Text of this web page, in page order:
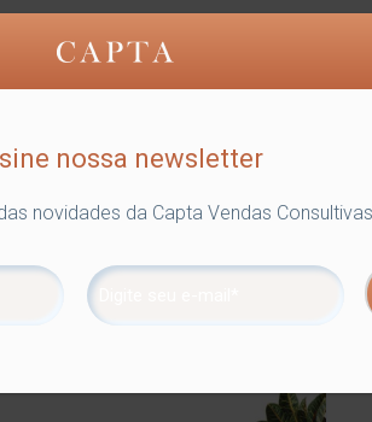
pendurar vassouras na área de serviço,
4 camadas de metal – os produtos são
ferrugem.
nossa newsletter
novidades da Capta Vendas Consultivas.